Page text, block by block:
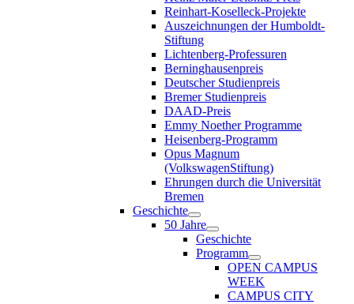
Reinhart-Koselleck-Projekte
Auszeichnungen der Humboldt-
Stiftung
Lichtenberg-Professuren
Berninghausenpreis
Deutscher Studienpreis
Bremer Studienpreis
DAAD-Preis
Emmy Noether Programme
Heisenberg-Programm
Opus Magnum
(VolkswagenStiftung)
Ehrungen durch die Universität
Bremen
Geschichte
50 Jahre
Geschichte
Programm
OPEN CAMPUS
WEEK
CAMPUS CITY